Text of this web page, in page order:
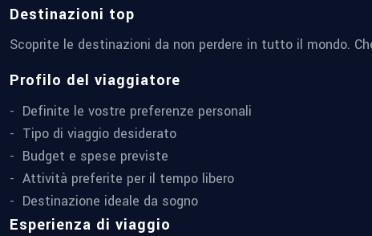
Destinazioni top
Scoprite le destinazioni da non perdere in tutto il mondo.
Profilo del viaggiatore
Definite le vostre preferenze personali
Tipo di viaggio desiderato
Budget e spese previste
Attività preferite per il tempo libero
Destinazione ideale da sogno
Esperienza di viaggio